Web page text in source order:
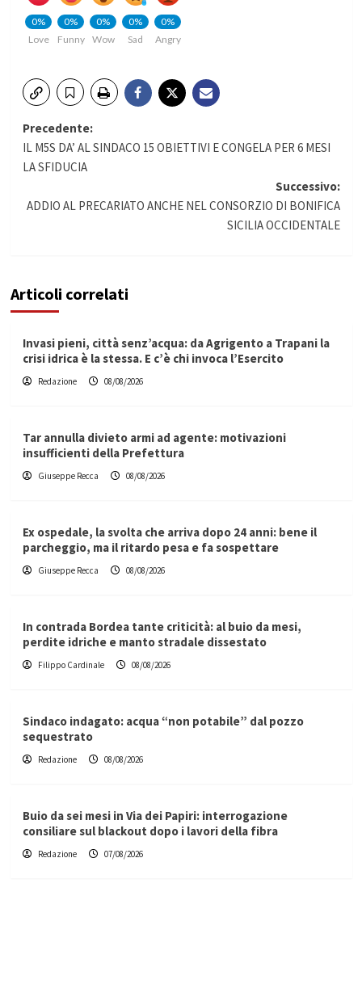
0%
Love
0%
Funny
0%
Wow
0%
Sad
0%
Angry
Navigazione
articolo
Precedente:
IL M5S DA’ AL SINDACO 15 OBIETTIVI E CONGELA PER 6 MESI
LA SFIDUCIA
Successivo:
ADDIO AL PRECARIATO ANCHE NEL CONSORZIO DI BONIFICA
SICILIA OCCIDENTALE
Articoli correlati
Invasi pieni, città senz’acqua: da Agrigento a Trapani la
crisi idrica è la stessa. E c’è chi invoca l’Esercito
Redazione 08/08/2026
Tar annulla divieto armi ad agente: motivazioni
insufficienti della Prefettura
Giuseppe Recca 08/08/2026
Ex ospedale, la svolta che arriva dopo 24 anni: bene il
parcheggio, ma il ritardo pesa e fa sospettare
Giuseppe Recca 08/08/2026
In contrada Bordea tante criticità: al buio da mesi,
perdite idriche e manto stradale dissestato
Filippo Cardinale 08/08/2026
Sindaco indagato: acqua “non potabile” dal pozzo
sequestrato
Redazione 08/08/2026
Buio da sei mesi in Via dei Papiri: interrogazione
consiliare sul blackout dopo i lavori della fibra
Redazione 07/08/2026